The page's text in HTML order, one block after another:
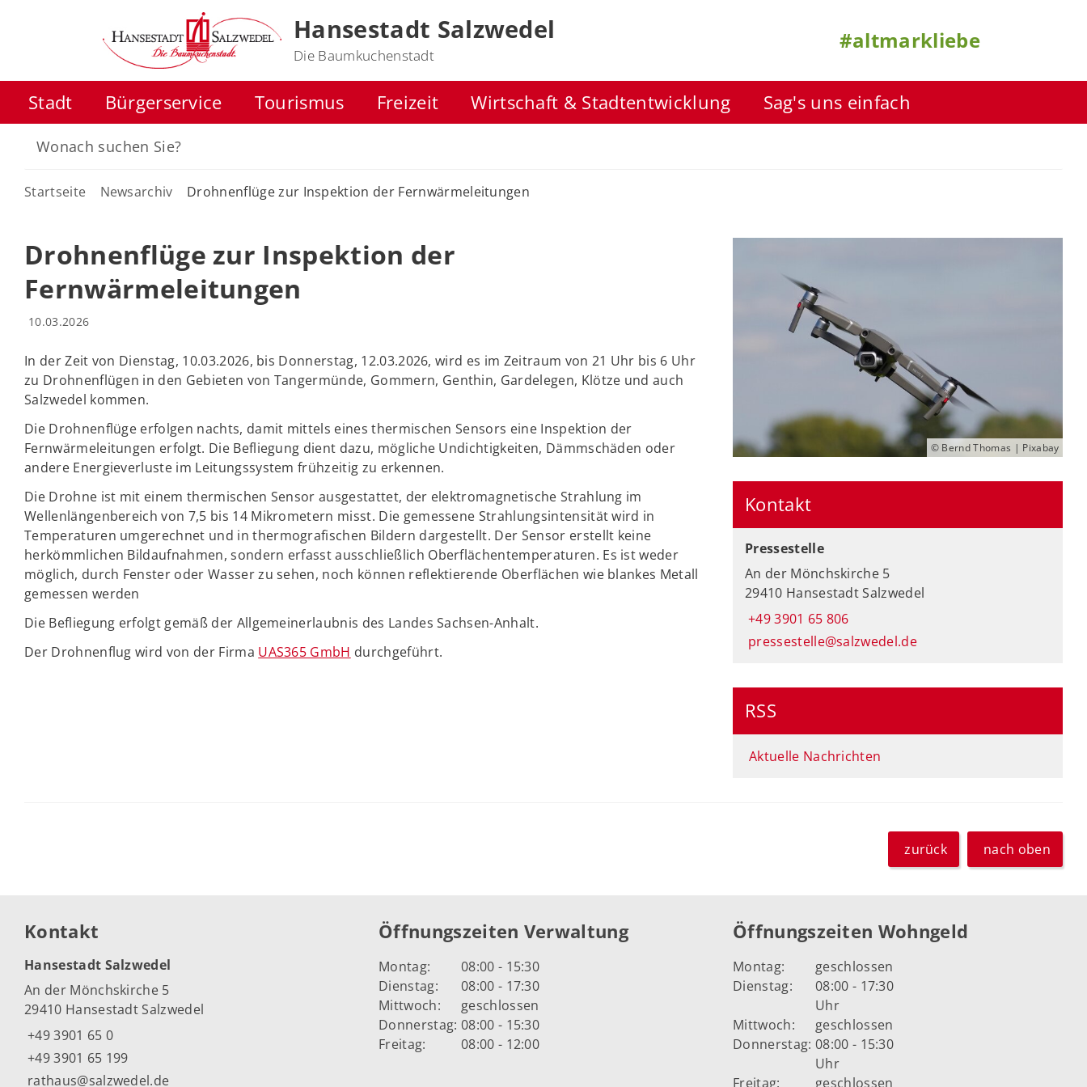
Hansestadt Salzwedel
Die Baumkuchenstadt
#altmarkliebe
Stadt Bürgerservice Tourismus Freizeit Wirtschaft & Stadtentwicklung Sag's uns einfach
Startseite Newsarchiv Drohnenflüge zur Inspektion der Fernwärmeleitungen
Drohnenflüge zur Inspektion der
Fernwärmeleitungen
10.03.2026
In der Zeit von Dienstag, 10.03.2026, bis Donnerstag, 12.03.2026, wird es im Zeitraum von 21 Uhr bis 6 Uhr
zu Drohnenflügen in den Gebieten von Tangermünde, Gommern, Genthin, Gardelegen, Klötze und auch
Salzwedel kommen.
Die Drohnenflüge erfolgen nachts, damit mittels eines thermischen Sensors eine Inspektion der
Fernwärmeleitungen erfolgt. Die Befliegung dient dazu, mögliche Undichtigkeiten, Dämmschäden oder
andere Energieverluste im Leitungssystem frühzeitig zu erkennen.
Die Drohne ist mit einem thermischen Sensor ausgestattet, der elektromagnetische Strahlung im
Wellenlängenbereich von 7,5 bis 14 Mikrometern misst. Die gemessene Strahlungsintensität wird in
Temperaturen umgerechnet und in thermografischen Bildern dargestellt. Der Sensor erstellt keine
herkömmlichen Bildaufnahmen, sondern erfasst ausschließlich Oberflächentemperaturen. Es ist weder
möglich, durch Fenster oder Wasser zu sehen, noch können reflektierende Oberflächen wie blankes Metall
gemessen werden
Die Befliegung erfolgt gemäß der Allgemeinerlaubnis des Landes Sachsen-Anhalt.
Der Drohnenflug wird von der Firma UAS365 GmbH durchgeführt.
© Bernd Thomas | Pixabay
Kontakt
Pressestelle
An der Mönchskirche 5
29410 Hansestadt Salzwedel
+49 3901 65 806
pressestelle@salzwedel.de
RSS
Aktuelle Nachrichten
zurück nach oben
Kontakt
Hansestadt Salzwedel
An der Mönchskirche 5
29410 Hansestadt Salzwedel
+49 3901 65 0
+49 3901 65 199
rathaus@salzwedel.de
Öffnungszeiten Verwaltung
Montag:
08:00 - 15:30
Dienstag:
08:00 - 17:30
Mittwoch:
geschlossen
Donnerstag: 08:00 - 15:30
Freitag:
08:00 - 12:00
Öffnungszeiten Wohngeld
Montag:
geschlossen
Dienstag:
08:00 - 17:30
Uhr
Mittwoch:
geschlossen
Donnerstag: 08:00 - 15:30
Uhr
Freitag:
geschlossen